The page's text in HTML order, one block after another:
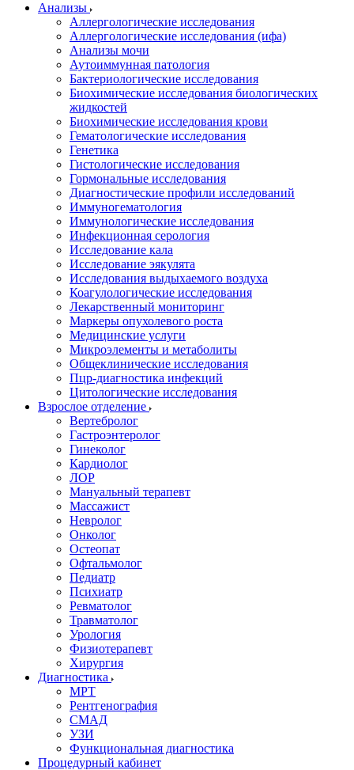
Анализы
Аллергологические исследования
Аллергологические исследования (ифа)
Анализы мочи
Аутоиммунная патология
Бактериологические исследования
Биохимические исследования биологических
жидкостей
Биохимические исследования крови
Гематологические исследования
Генетика
Гистологические исследования
Гормональные исследования
Диагностические профили исследований
Иммуногематология
Иммунологические исследования
Инфекционная серология
Исследование кала
Исследование эякулята
Исследования выдыхаемого воздуха
Коагулологические исследования
Лекарственный мониторинг
Маркеры опухолевого роста
Медицинские услуги
Микроэлементы и метаболиты
Общеклинические исследования
Пцр-диагностика инфекций
Цитологические исследования
Взрослое отделение
Вертебролог
Гастроэнтеролог
Гинеколог
Кардиолог
ЛОР
Мануальный терапевт
Массажист
Невролог
Онколог
Остеопат
Офтальмолог
Педиатр
Психиатр
Ревматолог
Травматолог
Урология
Физиотерапевт
Хирургия
Диагностика
МРТ
Рентгенография
СМАД
УЗИ
Функциональная диагностика
Процедурный кабинет